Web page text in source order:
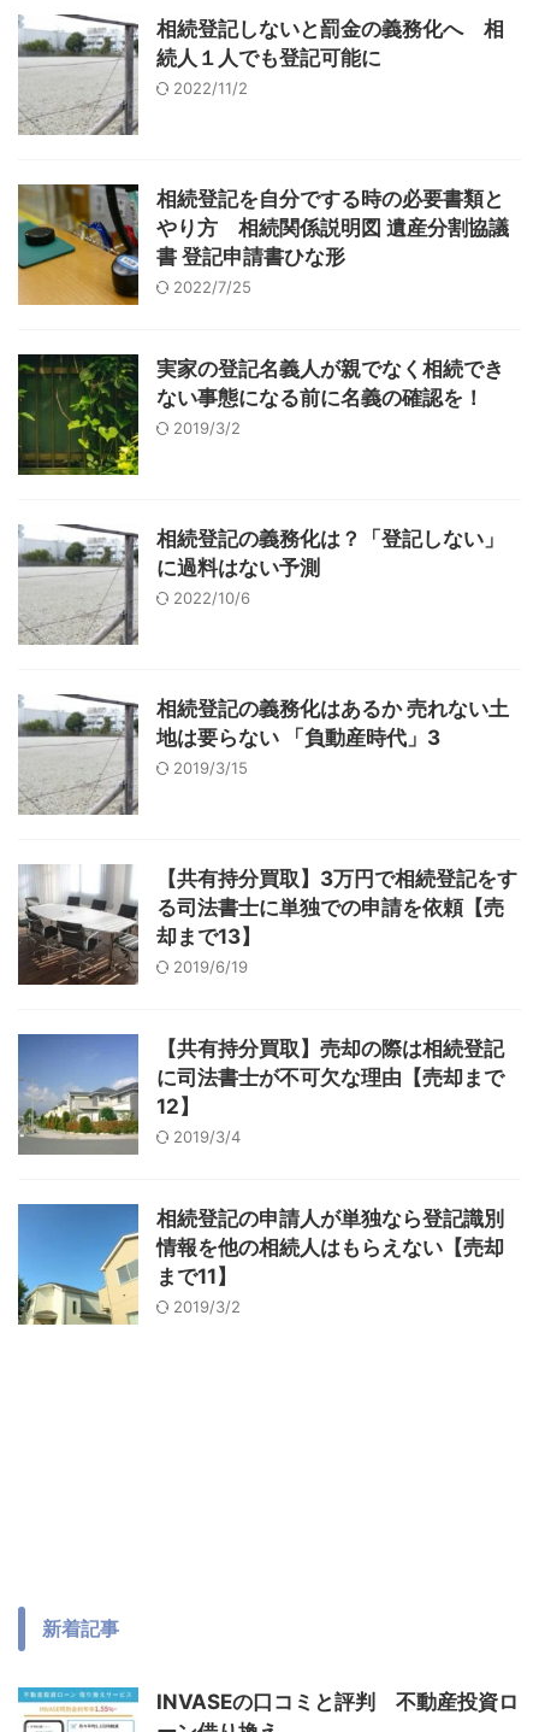
相続登記しないと罰金の義務化へ 相
続人１人でも登記可能に
2022/11/2
相続登記を自分でする時の必要書類と
やり方 相続関係説明図 遺産分割協議
書 登記申請書ひな形
2022/7/25
実家の登記名義人が親でなく相続でき
ない事態になる前に名義の確認を！
2019/3/2
相続登記の義務化は？「登記しない」
に過料はない予測
2022/10/6
相続登記の義務化はあるか 売れない土
地は要らない 「負動産時代」3
2019/3/15
【共有持分買取】3万円で相続登記をす
る司法書士に単独での申請を依頼【売
却まで13】
2019/6/19
【共有持分買取】売却の際は相続登記
に司法書士が不可欠な理由【売却まで
12】
2019/3/4
相続登記の申請人が単独なら登記識別
情報を他の相続人はもらえない【売却
まで11】
2019/3/2
新着記事
INVASEの口コミと評判 不動産投資ロ